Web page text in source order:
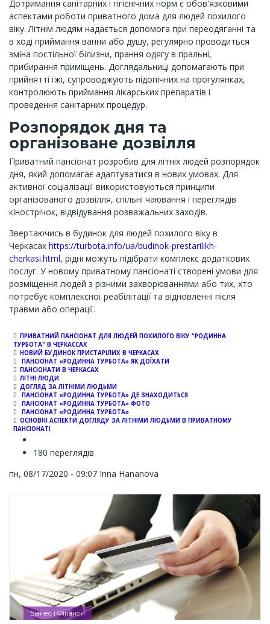
Дотримання санітарних і гігієнічних норм є обов'язковими
аспектами роботи приватного дома для людей похилого
віку. Літнім людям надається допомога при переодяганні та
в ході приймання ванни або душу, регулярно проводиться
зміна постільної білизни, прання одягу в пральні,
прибирання приміщень. Доглядальниці допомагають при
прийнятті їжі, супроводжують підопічних на прогулянках,
контролюють приймання лікарських препаратів і
проведення санітарних процедур.
Розпорядок дня та
організоване дозвілля
Приватний пансіонат розробив для літніх людей розпорядок
дня, який допомагає адаптуватися в нових умовах. Для
активної соціалізації використовуються принципи
організованого дозвілля, спільні чаювання і переглядів
кінострічок, відвідування розважальних заходів.
Звертаючись в будинок для людей похилого віку в
Черкасах https://turbota.info/ua/budinok-prestarilikh-
cherkasi.html, рідні можуть підібрати комплекс додаткових
послуг. У новому приватному пансіонаті створені умови для
розміщення людей з різними захворюваннями або тих, хто
потребує комплексної реабілітації та відновленні після
травми або операції.
ПРИВАТНИЙ ПАНСІОНАТ ДЛЯ ЛЮДЕЙ ПОХИЛОГО ВІКУ "РОДИННА
ТУРБОТА" В ЧЕРКАССАХ
НОВИЙ БУДИНОК ПРИСТАРІЛИХ В ЧЕРКАСАХ
ПАНСІОНАТ «РОДИННА ТУРБОТА» ЯК ДОЇХАТИ
ПАНСІОНАТИ В ЧЕРКАСАХ
ЛІТНІ ЛЮДИ
ДОГЛЯД ЗА ЛІТНІМИ ЛЮДЬМИ
ПАНСІОНАТ «РОДИННА ТУРБОТА» ДЕ ЗНАХОДИТЬСЯ
ПАНСІОНАТ «РОДИННА ТУРБОТА» ФОТО
ПАНСІОНАТ «РОДИННА ТУРБОТА»
ОСНОВНІ АСПЕКТИ ДОГЛЯДУ ЗА ЛІТНІМИ ЛЮДЬМИ В ПРИВАТНОМУ
ПАНСІОНАТІ
180 переглядів
пн, 08/17/2020 - 09:07 Inna Hananova
Бізнес і Фінанси